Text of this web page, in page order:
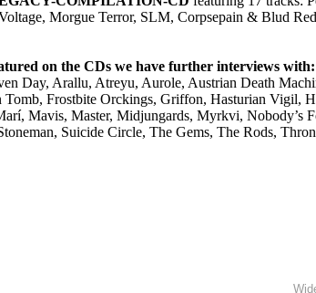
Morgue Terror, SLM, Corpsepain & Blud
on the CDs we have further interviews with:
Day, Arallu, Atreyu, Aurole, Austrian Death
Tomb, Frostbite Orckings, Griffon, Hasturian
Mavis, Master, Midjungards, Myrkvi, Nobody’s
Suicide Circle, The Gems, The Rods,